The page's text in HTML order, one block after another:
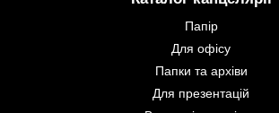
Папір
Для офісу
Папки та архіви
Для презентацій